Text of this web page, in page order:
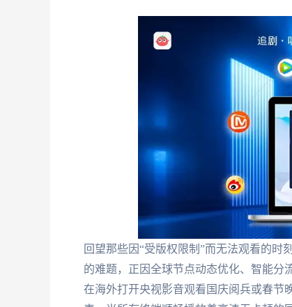
回望那些因“受版权限制”而无法观看的时
的难题，正因全球节点动态优化、智能分
在海外打开央视影音观看国庆阅兵或春节